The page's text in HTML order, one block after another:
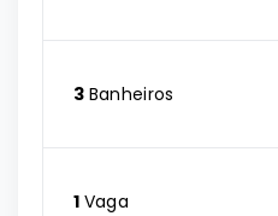
3 Banheiros
1 Vaga